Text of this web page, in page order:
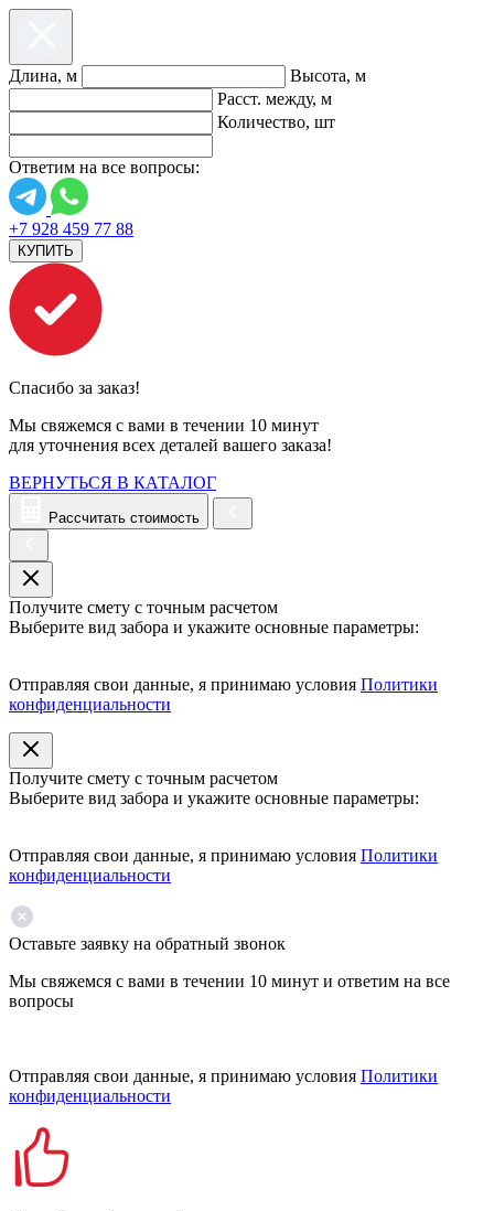
Длина, м
Высота, м
Расст. между, м
Количество, шт
Ответим на все вопросы:
+7 928 459 77 88
КУПИТЬ
Спасибо за заказ!
Мы свяжемся с вами в течении 10 минут
для уточнения всех деталей вашего заказа!
ВЕРНУТЬСЯ В КАТАЛОГ
Рассчитать стоимость
Получите смету с точным расчетом
Выберите вид забора и укажите основные параметры:
Отправляя свои данные, я принимаю условия Политики
конфиденциальности
Получите смету с точным расчетом
Выберите вид забора и укажите основные параметры:
Отправляя свои данные, я принимаю условия Политики
конфиденциальности
Оставьте заявку на обратный звонок
Мы свяжемся с вами в течении 10 минут и ответим на все
вопросы
Отправляя свои данные, я принимаю условия Политики
конфиденциальности